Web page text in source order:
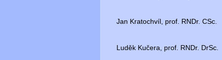
Jan Kratochvíl, prof. RNDr. CSc.
Luděk Kučera, prof. RNDr. DrSc.